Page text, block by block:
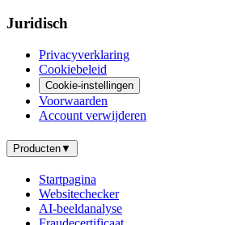
Juridisch
Privacyverklaring
Cookiebeleid
Cookie-instellingen
Voorwaarden
Account verwijderen
Producten▼
Startpagina
Websitechecker
AI-beeldanalyse